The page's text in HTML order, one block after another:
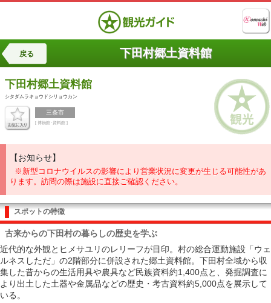
戻る 下田村郷土資料館
下田村郷土資料館
シタダムラキョウドシリョウカン
三条市
[ 博物館･資料館 ]
【お知らせ】
※新型コロナウイルスの影響により営業状況に変更が生じる可能性があ
ります。訪問の際は施設に直接ご確認ください。
スポットの特徴
古来からの下田村の暮らしの歴史を学ぶ
近代的な外観とヒメサユリのレリーフが目印。村の総合運動施設「ウェ
ルネスしただ」の2階部分に併設された郷土資料館。下田村全域から収
集した昔からの生活用具や農具など民族資料約1,400点と、発掘調査に
より出土した土器や金属品などの歴史・考古資料約5,000点を展示して
いる。